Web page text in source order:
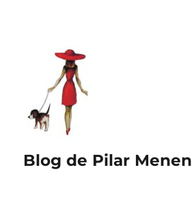
Blog de Pilar Menen